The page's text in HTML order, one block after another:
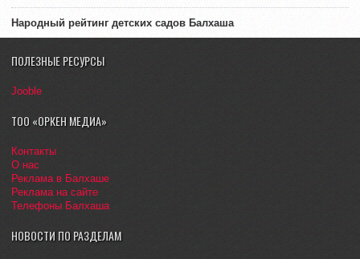
Народный рейтинг детских садов Балхаша
ПОЛЕЗНЫЕ РЕСУРСЫ
Jooble
ТОО «ОРКЕН МЕДИА»
Контакты
О нас
Реклама в Балхаше
Реклама на сайте
Телефоны Балхаша
НОВОСТИ ПО РАЗДЕЛАМ